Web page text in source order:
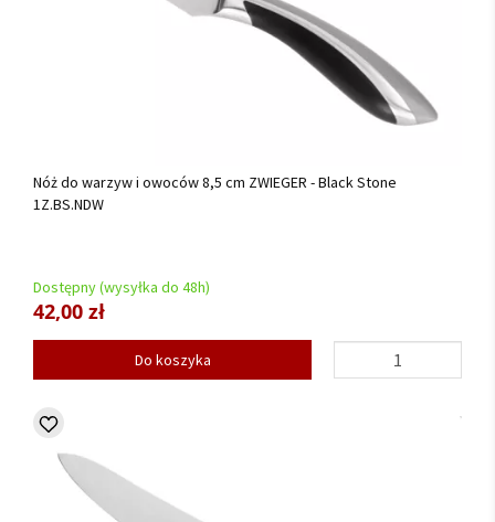
Nóż do warzyw i owoców 8,5 cm ZWIEGER - Black Stone
1Z.BS.NDW
Dostępny (wysyłka do 48h)
42,00 zł
Do koszyka